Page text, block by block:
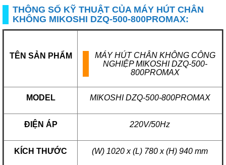
THÔNG SỐ KỸ THUẬT CỦA MÁY HÚT CHÂN
KHÔNG MIKOSHI DZQ-500-800PROMAX:
TÊN SẢN PHẨM
MÁY HÚT CHÂN KHÔNG CÔNG
NGHIỆPMIKOSHI DZQ-500-
800PROMAX
MODEL MIKOSHI DZQ-500-800PROMAX
ĐIỆN ÁP 220V/50Hz
KÍCH THƯỚC (W) 1020 x (L) 780 x (H) 940 mm